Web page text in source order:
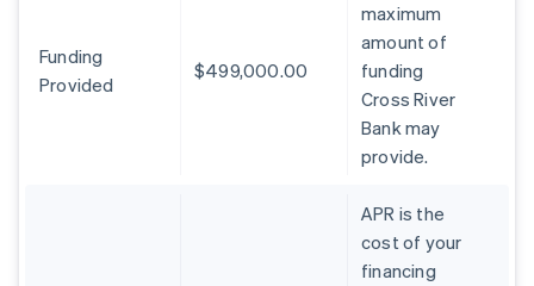
Funding
Provided
$499,000.00
maximum
amount of
funding
Cross River
Bank may
provide.
APR is the
cost of your
financing